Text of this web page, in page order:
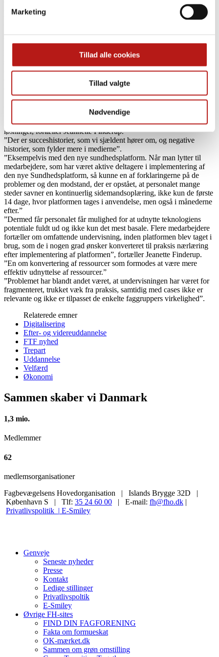
Marketing
Tillad alle cookies
Tillad valgte
Nødvendige
og hæmodialyse, hvor blodet renses, kobles sammen til en
behandling, så det foregår på samme tid. Det sparer vigtigt tid for
I et tredje projekt, som Jeannette Finderup nævner, sidder klinikere,
(virksomheden) og sammen udvikler en ny funktionalitet i den
elektroniske patientjournal kaldet problemorienteret dokumentation
og som er en form for beslutningsstøtte.
Meget dokumentation er i dag digital, men der er kæmpe forskel på,
hvordan de enkelte sygehuse arbejder med ny teknologi og digitale
løsninger, fortæller Jeannette Finderup.
”Der er succeshistorier, som vi sjældent hører om, og negative
historier, som fylder mere i medierne”.
”Eksempelvis med den nye sundhedsplatform. Når man lytter til
medarbejdere, som har været aktive deltagere i implementering af
den nye Sundhedsplatform, så kunne en af forklaringerne på de
problemer og den modstand, der er opstået, at personalet mange
steder savner en kontinuerlig sidemandsoplæring, ikke kun de første
14 dage, hvor platformen tages i anvendelse, men også i månederne
efter.”
”Dermed får personalet får mulighed for at udnytte teknologiens
potentiale fuldt ud og ikke kun det mest basale. Flere medarbejdere
fortæller om omfattende undervisning, inden platformen blev taget i
brug, som de i nogen grad ønsker konverteret til praksis nærlæring
efter implementering af platformen”, fortæller Jeanette Finderup.
”En om konvertering af ressourcer som formodes at være mere
effektiv udnyttelse af ressourcer.”
”Problemet har blandt andet været, at undervisningen har været for
fragmenteret, trukket væk fra praksis, samtidig med cases ikke er
relevante og ikke er tilpasset de enkelte faggruppers virkelighed”.
Relaterede emner
Digitalisering
Efter- og videreuddannelse
FTF nyhed
Trepart
Uddannelse
Velfærd
Økonomi
Sammen skaber vi Danmark
1,3 mio.
Medlemmer
62
medlemsorganisationer
Fagbevægelsens Hovedorganisation | Islands Brygge 32D |
København S | Tlf: 35 24 60 00 | E-mail: fh@fho.dk |
Privatlivspolitik | E-Smiley
Genveje
Seneste nyheder
Presse
Kontakt
Ledige stillinger
Privatlivspoltik
E-Smiley
Øvrige FH-sites
FIND DIN FAGFORENING
Fakta om formueskat
OK-mærket.dk
Sammen om grøn omstilling